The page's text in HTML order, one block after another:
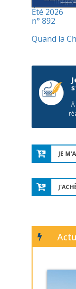
Été 2026
n° 892
Quand la
JE